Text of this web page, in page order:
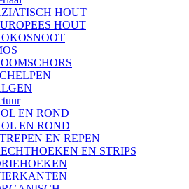
HOUT
HOUT
EN ROND
EN ROND
EN REPEN
EN STRIPS